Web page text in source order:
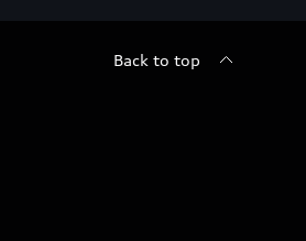
Back to top